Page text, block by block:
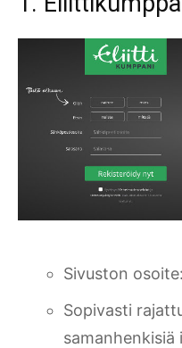
Sivuston osoite:
Sopivasti
samanhenkisiä